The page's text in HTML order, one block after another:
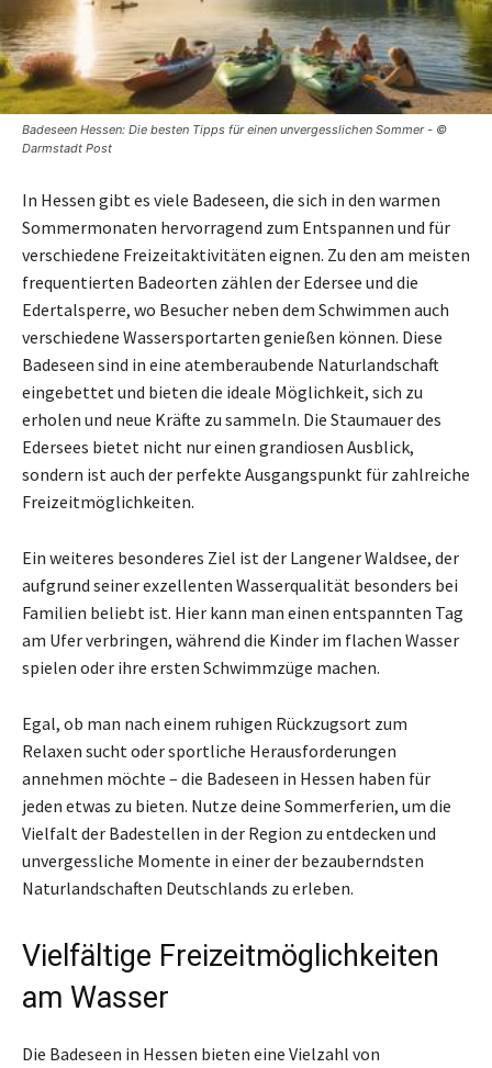
Badeseen Hessen: Die besten Tipps für einen unvergesslichen Sommer - ©
Darmstadt Post
In Hessen gibt es viele Badeseen, die sich in den warmen
Sommermonaten hervorragend zum Entspannen und für
verschiedene Freizeitaktivitäten eignen. Zu den am meisten
frequentierten Badeorten zählen der Edersee und die
Edertalsperre, wo Besucher neben dem Schwimmen auch
verschiedene Wassersportarten genießen können. Diese
Badeseen sind in eine atemberaubende Naturlandschaft
eingebettet und bieten die ideale Möglichkeit, sich zu
erholen und neue Kräfte zu sammeln. Die Staumauer des
Edersees bietet nicht nur einen grandiosen Ausblick,
sondern ist auch der perfekte Ausgangspunkt für zahlreiche
Freizeitmöglichkeiten.
Ein weiteres besonderes Ziel ist der Langener Waldsee, der
aufgrund seiner exzellenten Wasserqualität besonders bei
Familien beliebt ist. Hier kann man einen entspannten Tag
am Ufer verbringen, während die Kinder im flachen Wasser
spielen oder ihre ersten Schwimmzüge machen.
Egal, ob man nach einem ruhigen Rückzugsort zum
Relaxen sucht oder sportliche Herausforderungen
annehmen möchte – die Badeseen in Hessen haben für
jeden etwas zu bieten. Nutze deine Sommerferien, um die
Vielfalt der Badestellen in der Region zu entdecken und
unvergessliche Momente in einer der bezauberndsten
Naturlandschaften Deutschlands zu erleben.
Vielfältige Freizeitmöglichkeiten
am Wasser
Die Badeseen in Hessen bieten eine Vielzahl von